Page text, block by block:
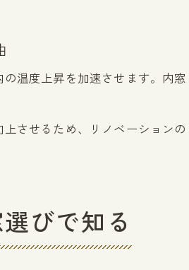
リノベーションで家全体の断熱バ
内窓リノベーションによる暑さ
温度上昇を加速させます。内
させるため、リノベーション
びで知る